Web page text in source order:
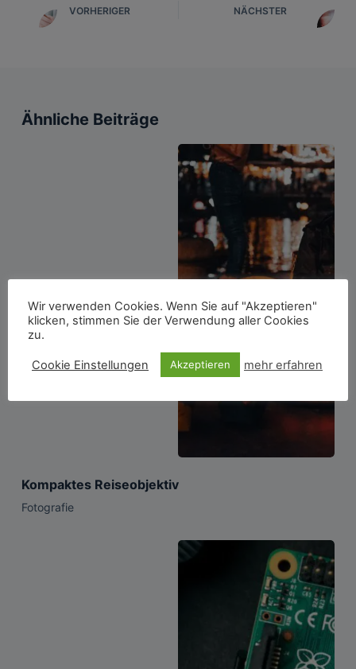
VORHERIGER NÄCHSTER
Ähnliche Beiträge
Kompaktes Reiseobjektiv
Fotografie
Wir verwenden Cookies. Wenn Sie auf "Akzeptieren"
klicken, stimmen Sie der Verwendung aller Cookies
zu.
Cookie Einstellungen Akzeptieren mehr erfahren